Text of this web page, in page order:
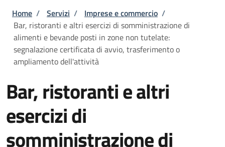
Briciole di pane
Home / Servizi / Imprese e commercio /
Bar, ristoranti e altri esercizi di somministrazione di
alimenti e bevande posti in zone non tutelate:
segnalazione certificata di avvio, trasferimento o
ampliamento dell'attività
Bar, ristoranti e altri
esercizi di
somministrazione di